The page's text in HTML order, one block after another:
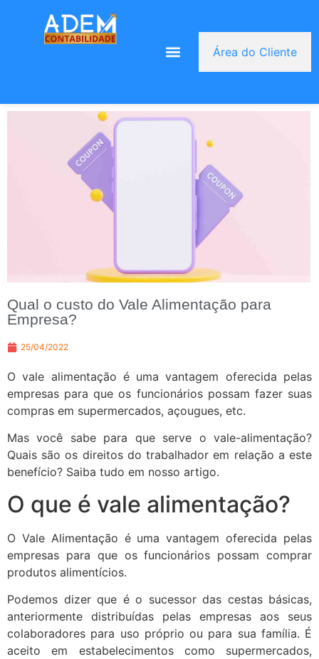
Área do Cliente
Qual o custo do Vale Alimentação para
Empresa?
25/04/2022
O vale alimentação é uma vantagem oferecida pelas
empresas para que os funcionários possam fazer suas
compras em supermercados, açougues, etc.
Mas você sabe para que serve o vale-alimentação?
Quais são os direitos do trabalhador em relação a este
benefício? Saiba tudo em nosso artigo.
O que é vale alimentação?
O Vale Alimentação é uma vantagem oferecida pelas
empresas para que os funcionários possam comprar
produtos alimentícios.
Podemos dizer que é o sucessor das cestas básicas,
anteriormente distribuídas pelas empresas aos seus
colaboradores para uso próprio ou para sua família. É
aceito em estabelecimentos como supermercados,